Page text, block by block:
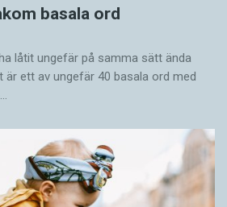
basala ord
låtit ungefär på samma sätt ända
är ett av ungefär 40 basala ord med